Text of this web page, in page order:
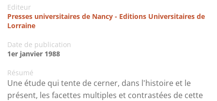
Editeur
Presses universitaires de Nancy - Editions Universitaires de
Lorraine
Date de publication
1er janvier 1988
Résumé
Une étude qui tente de cerner, dans l'histoire et le
présent, les facettes multiples et contrastées de cette